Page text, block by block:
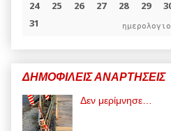
ημερολογιο
ΔΗΜΟΦΙΛΕΙΣ ΑΝΑΡΤΗΣΕΙΣ
Δεν μερίμνησε…